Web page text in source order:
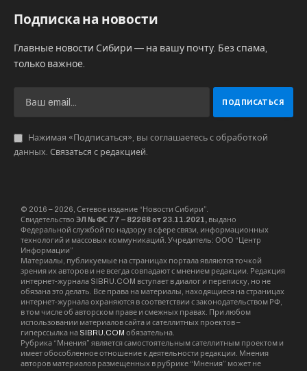
Подписка на новости
Главные новости Сибири — на вашу почту. Без спама,
только важное.
Нажимая «Подписаться», вы соглашаетесь с обработкой
данных. Связаться с редакцией.
© 2016 – 2026, Сетевое издание “Новости Сибири”.
Свидетельство ЭЛ № ФС 77 – 82268 от 23.11.2021, выдано
Федеральной службой по надзору в сфере связи, информационных
технологий и массовых коммуникаций. Учредитель: ООО “Центр
Информации”
Материалы, публикуемые на страницах портала являются точкой
зрения их авторов и не всегда совпадают с мнением редакции. Редакция
интернет-журнала SIBRU.COM вступает в диалог и переписку, но не
обязана это делать. Все права на материалы, находящиеся на страницах
интернет-журнала охраняются в соответствии с законодательством РФ,
в том числе об авторском праве и смежных правах. При любом
использовании материалов сайта и сателлитных проектов –
гиперссылка на SIBRU.COM обязательна.
Рубрика “Мнения” является самостоятельным сателлитным проектом и
имеет обособленное отношение к деятельности редакции. Мнения
авторов материалов размещенных в рубрике “Мнения” может не